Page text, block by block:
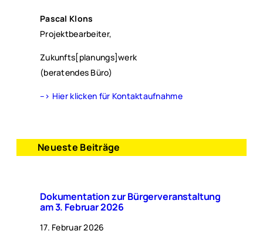
Pascal Klons
Projektbearbeiter,
Zukunfts[planungs]werk
(beratendes Büro)
–> Hier klicken für Kontaktaufnahme
Neueste Beiträge
Dokumentation zur Bürgerveranstaltung
am 3. Februar 2026
17. Februar 2026